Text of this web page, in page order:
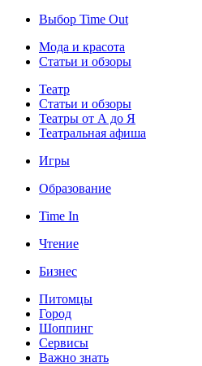
Выбор Time Out
Мода и красота
Статьи и обзоры
Театр
Статьи и обзоры
Театры от А до Я
Театральная афиша
Игры
Образование
Time In
Чтение
Бизнес
Питомцы
Город
Шоппинг
Сервисы
Важно знать